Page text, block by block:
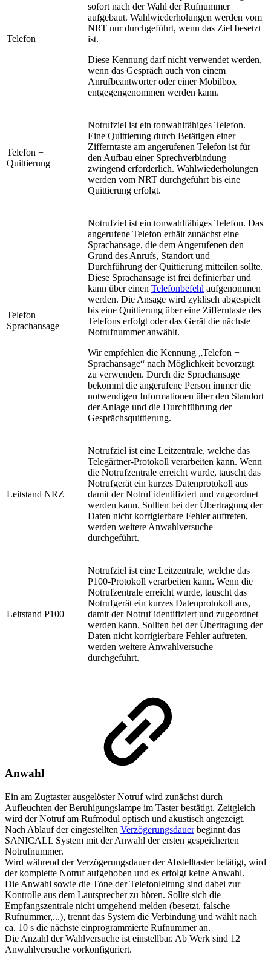
Telefon
sofort nach der Wahl der Rufnummer
aufgebaut. Wahlwiederholungen werden vom
NRT nur durchgeführt, wenn das Ziel besetzt
ist.
Diese Kennung darf nicht verwendet werden,
wenn das Gespräch auch von einem
Anrufbeantworter oder einer Mobilbox
entgegengenommen werden kann.
Telefon +
Quittierung
Notrufziel ist ein tonwahlfähiges Telefon.
Eine Quittierung durch Betätigen einer
Zifferntaste am angerufenen Telefon ist für
den Aufbau einer Sprechverbindung
zwingend erforderlich. Wahlwiederholungen
werden vom NRT durchgeführt bis eine
Quittierung erfolgt.
Telefon +
Sprachansage
Notrufziel ist ein tonwahlfähiges Telefon. Das
angerufene Telefon erhält zunächst eine
Sprachansage, die dem Angerufenen den
Grund des Anrufs, Standort und
Durchführung der Quittierung mitteilen sollte.
Diese Sprachansage ist frei definierbar und
kann über einen Telefonbefehl aufgenommen
werden. Die Ansage wird zyklisch abgespielt
bis eine Quittierung über eine Zifferntaste des
Telefons erfolgt oder das Gerät die nächste
Notrufnummer anwählt.
Wir empfehlen die Kennung „Telefon +
Sprachansage“ nach Möglichkeit bevorzugt
zu verwenden. Durch die Sprachansage
bekommt die angerufene Person immer die
notwendigen Informationen über den Standort
der Anlage und die Durchführung der
Gesprächsquittierung.
Leitstand NRZ
Notrufziel ist eine Leitzentrale, welche das
Telegärtner-Protokoll verarbeiten kann. Wenn
die Notrufzentrale erreicht wurde, tauscht das
Notrufgerät ein kurzes Datenprotokoll aus
damit der Notruf identifiziert und zugeordnet
werden kann. Sollten bei der Übertragung der
Daten nicht korrigierbare Fehler auftreten,
werden weitere Anwahlversuche
durchgeführt.
Leitstand P100
Notrufziel ist eine Leitzentrale, welche das
P100-Protokoll verarbeiten kann. Wenn die
Notrufzentrale erreicht wurde, tauscht das
Notrufgerät ein kurzes Datenprotokoll aus,
damit der Notruf identifiziert und zugeordnet
werden kann. Sollten bei der Übertragung der
Daten nicht korrigierbare Fehler auftreten,
werden weitere Anwahlversuche
durchgeführt.
Anwahl
Ein am Zugtaster ausgelöster Notruf wird zunächst durch
Aufleuchten der Beruhigungslampe im Taster bestätigt. Zeitgleich
wird der Notruf am Rufmodul optisch und akustisch angezeigt.
Nach Ablauf der eingestellten Verzögerungsdauerbeginnt das
SANICALL System mit der Anwahl der ersten gespeicherten
Notrufnummer.
Wird während der Verzögerungsdauer der Abstelltaster betätigt, wird
der komplette Notruf aufgehoben und es erfolgt keine Anwahl.
Die Anwahl sowie die Töne der Telefonleitung sind dabei zur
Kontrolle aus dem Lautsprecher zu hören. Sollte sich die
Empfangszentrale nicht umgehend melden (besetzt, falsche
Rufnummer,...), trennt das System die Verbindung und wählt nach
ca. 10 s die nächste einprogrammierte Rufnummer an.
Die Anzahl der Wahlversuche ist einstellbar. Ab Werk sind 12
Anwahlversuche vorkonfiguriert.